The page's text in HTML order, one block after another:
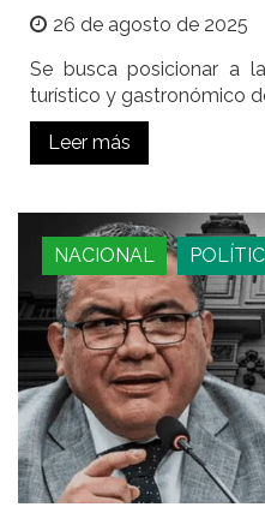
26 de agosto de 2025
Se busca posicionar a
turístico y gastronómico
Leer más
NACIONAL